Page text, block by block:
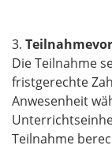
3.
Die Teilnahme
fristgerechte
Anwesenheit
Teilnahme